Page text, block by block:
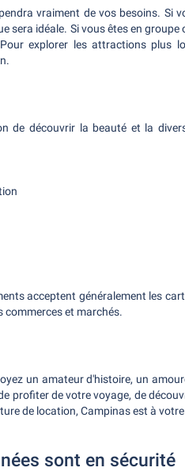
vraiment de vos besoins. Si
sera idéale. Si vous êtes en groupe
explorer les attractions plus
de découvrir la beauté et la
acceptent généralement les
commerces et marchés.
un amateur d'histoire, un
profiter de votre voyage, de
de location, Campinas est à
sont en sécurité